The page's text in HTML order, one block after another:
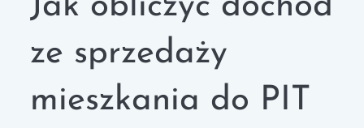
Jak obliczyć dochód
ze sprzedaży
mieszkania do PIT